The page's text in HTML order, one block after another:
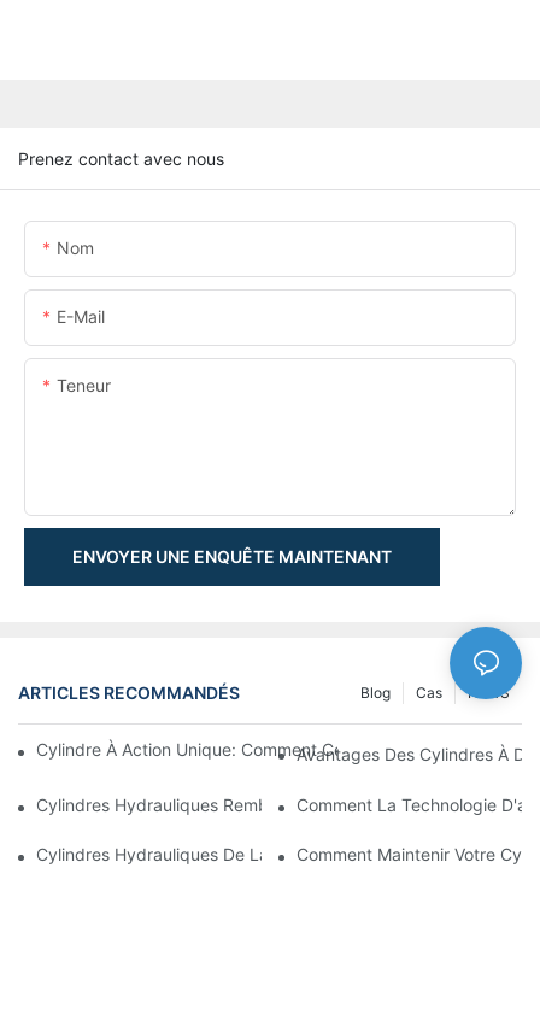
Prenez contact avec nous
Nom
E-Mail
Teneur
ENVOYER UNE ENQUÊTE MAINTENANT
ARTICLES RECOMMANDÉS NEWS
Cas
Blog
Cylindre À Action Unique: Comment Cela Fonctionne &
Avantages Des Cylindres À
Cylindres Hydrauliques Rembourrés: Réduction De L'impact &
Comment La Technologie
Cylindres Hydrauliques De La Charrue De Neige:
Comment Maintenir Votre